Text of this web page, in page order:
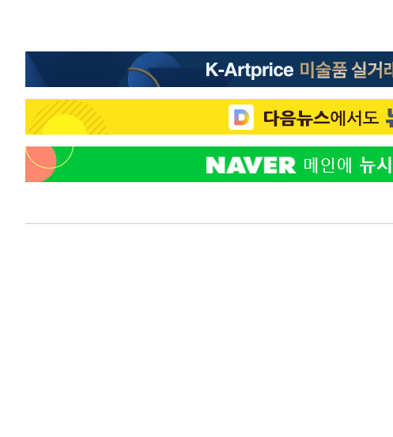
-21542초 전 >
[속보]코스닥, 5.95포인트(0.74%) 상승한 807.62개장
-21510초 전 >[속보]코스피, 6300선 재탈환…1.09% 오른 6365.07 개장
-18675초 전 >
시리아 다마스쿠스 교외에서 미니버스 폭발.. 14명 부상, 3명은 중
태
-17973초 전 >입추에도 극한더위…서울 낮 39도 '폭염중대경보'
-12937초 전 >
이란, 호르무즈서 "적국 목표물들"과 대치로 남부 케슘섬에서 두차
례 큰 폭발음
-11652초 전 >
[속보]美, 폴리실리콘 수입 규제…파생제품 15% 관세, 120일 후
-7503초 전 >[속보] 뉴욕증시, 일제 하락 마감…나스닥 0.06%↓